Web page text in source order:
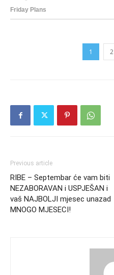
1 2
Previous article
RIBE – Septembar će vam biti
NEZABORAVAN i USPJEŠAN i
vaš NAJBOLJI mjesec unazad
MNOGO MJESECI!